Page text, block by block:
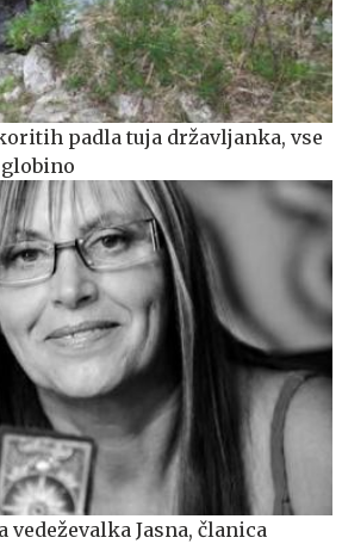
padla tuja državljanka, vse
Jasna, članica